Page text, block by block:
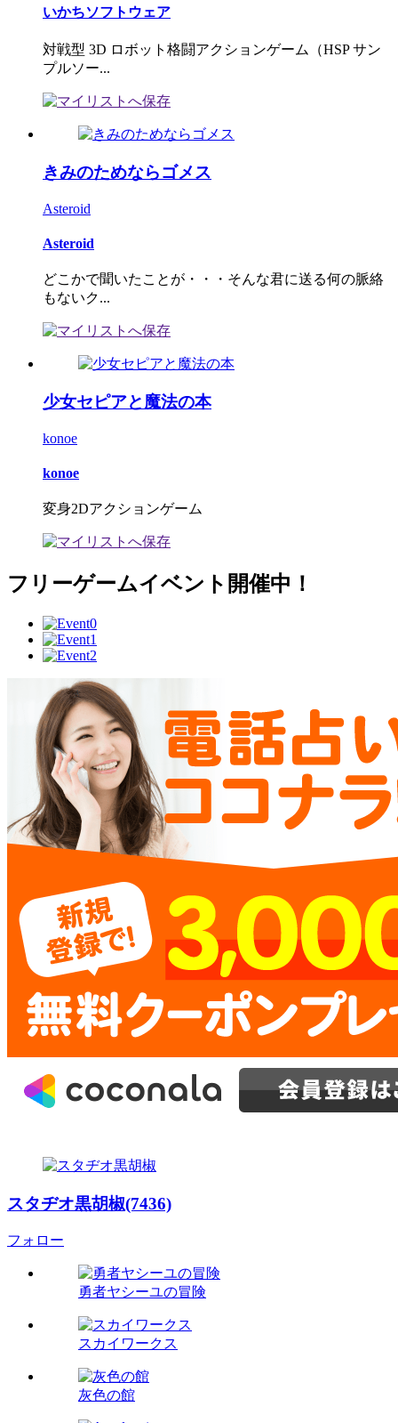
いかちソフトウェア
対戦型 3D ロボット格闘アクションゲーム（HSP サン
プルソー...
きみのためならゴメス
Asteroid
Asteroid
どこかで聞いたことが・・・そんな君に送る何の脈絡
もないク...
少女セピアと魔法の本
konoe
konoe
変身2Dアクションゲーム
フリーゲームイベント開催中！
スタヂオ黒胡椒(7436)
フォロー
勇者ヤシーユの冒険
スカイワークス
灰色の館